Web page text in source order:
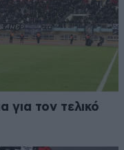
τον τελικό